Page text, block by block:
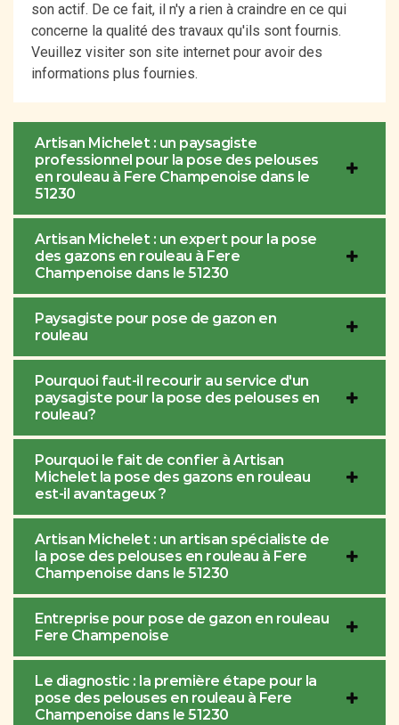
son actif. De ce fait, il n'y a rien à craindre en ce qui
concerne la qualité des travaux qu'ils sont fournis.
Veuillez visiter son site internet pour avoir des
informations plus fournies.
Artisan Michelet : un paysagiste
professionnel pour la pose des pelouses
en rouleau à Fere Champenoise dans le
51230
Artisan Michelet : un expert pour la pose
des gazons en rouleau à Fere
Champenoise dans le 51230
Paysagiste pour pose de gazon en
rouleau
Pourquoi faut-il recourir au service d'un
paysagiste pour la pose des pelouses en
rouleau?
Pourquoi le fait de confier à Artisan
Michelet la pose des gazons en rouleau
est-il avantageux ?
Artisan Michelet : un artisan spécialiste de
la pose des pelouses en rouleau à Fere
Champenoise dans le 51230
Entreprise pour pose de gazon en rouleau
Fere Champenoise
Le diagnostic : la première étape pour la
pose des pelouses en rouleau à Fere
Champenoise dans le 51230